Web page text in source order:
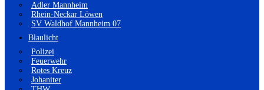
Adler Mannheim
Rhein-Neckar Löwen
SV Waldhof Mannheim 07
Blaulicht
Polizei
Feuerwehr
Rotes Kreuz
Johaniter